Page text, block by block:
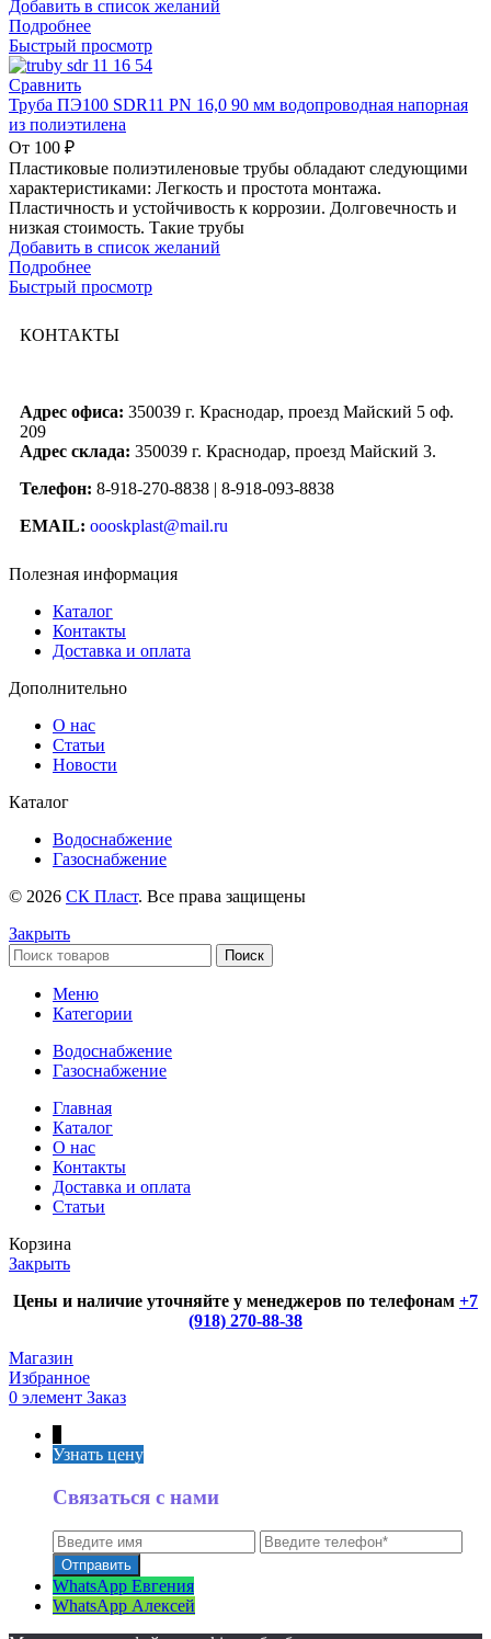
Добавить в список желаний
Подробнее
Быстрый просмотр
Сравнить
Труба ПЭ100 SDR11 PN 16,0 90 мм водопроводная напорная
из полиэтилена
От 100 ₽
Пластиковые полиэтиленовые трубы обладают следующими
характеристиками: Легкость и простота монтажа.
Пластичность и устойчивость к коррозии. Долговечность и
низкая стоимость. Такие трубы
Добавить в список желаний
Подробнее
Быстрый просмотр
КОНТАКТЫ
Адрес офиса: 350039 г. Краснодар, проезд Майский 5 оф.
209
Адрес склада: 350039 г. Краснодар, проезд Майский 3.
Телефон: 8-918-270-8838 | 8-918-093-8838
EMAIL: oooskplast@mail.ru
Полезная информация
Каталог
Контакты
Доставка и оплата
Дополнительно
О нас
Статьи
Новости
Каталог
Водоснабжение
Газоснабжение
© 2026 СК Пласт. Все права защищены
Закрыть
Поиск
Меню
Категории
Водоснабжение
Газоснабжение
Главная
Каталог
О нас
Контакты
Доставка и оплата
Статьи
Корзина
Закрыть
Цены и наличие уточняйте у менеджеров по телефонам +7
(918) 270-88-38
Магазин
Избранное
0 элемент Заказ
Узнать цену
Связаться с нами
WhatsApp Евгения
WhatsApp Алексей